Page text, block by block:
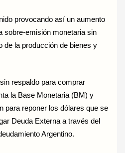
provocando así un aumento
sobre-emisión monetaria sin
de la producción de bienes y
respaldo para comprar
la Base Monetaria (BM) y
para reponer los dólares que se
Deuda Externa a través del
Argentino.